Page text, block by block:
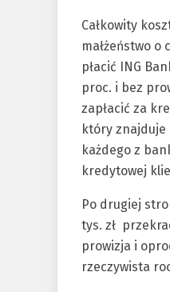
Całkowity
małżeństwo o
płacić ING
proc. i bez
zapłacić za
który znajduje
każdego z
kredytowej
Po drugiej
tys. zł
prowizja i
rzeczywista